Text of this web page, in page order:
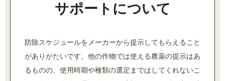
サポートについて
防除スケジュールをメーカーから提示してもらえること
がありがたいです。他の作物では使える農薬の提示はあ
るものの、使用時期や種類の選定まではしてくれないこ